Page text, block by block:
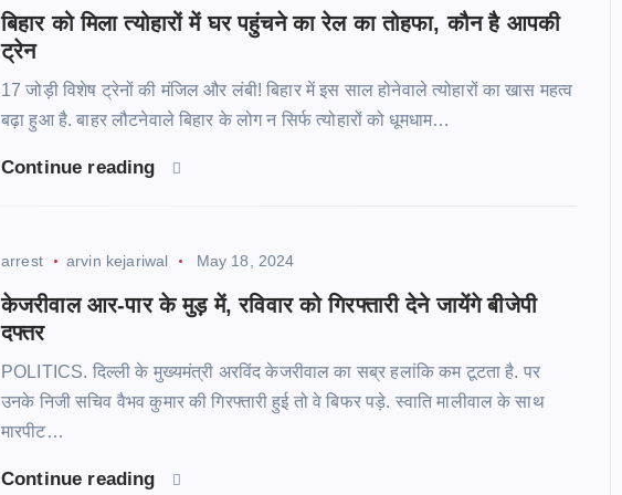
बिहार को मिला त्योहारों में घर पहुंचने का रेल का तोहफा, कौन है आपकी
ट्रेन
17 जोड़ी विशेष ट्रेनों की मंजिल और लंबी! बिहार में इस साल होनेवाले त्योहारों का खास महत्व
बढ़ा हुआ है. बाहर लौटनेवाले बिहार के लोग न सिर्फ त्योहारों को धूमधाम…
Continue reading
arrest arvin kejariwal May 18, 2024
केजरीवाल आर-पार के मुड़ में, रविवार को गिरफ्तारी देने जायेंगे बीजेपी
दफ्तर
POLITICS. दिल्ली के मुख्यमंत्री अरविंद केजरीवाल का सब्र हलांकि कम टूटता है. पर
उनके निजी सचिव वैभव कुमार की गिरफ्तारी हुई तो वे बिफर पड़े. स्वाति मालीवाल के साथ
मारपीट…
Continue reading